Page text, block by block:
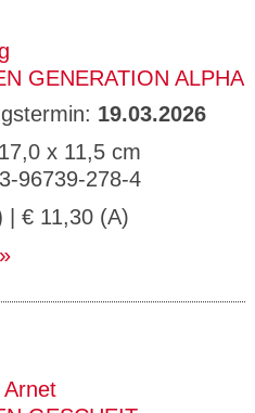
GENERATION ALPHA
19.03.2026
x 11,5 cm
96739-278-4
| € 11,30 (A)
Arnet